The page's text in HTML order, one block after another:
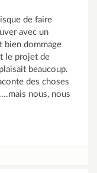
de faire
avec un
bien dommage
le projet de
beaucoup.
des choses
nous, nous